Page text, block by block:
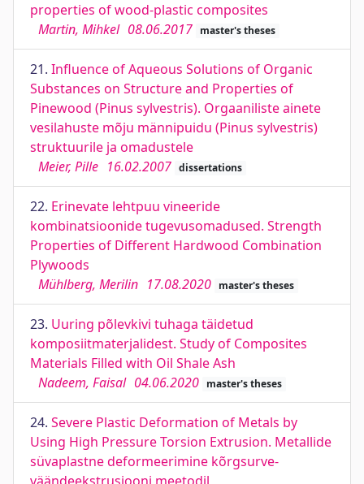
properties of wood-plastic composites
Martin, Mihkel 08.06.2017 master's theses
21. Influence of Aqueous Solutions of Organic
Substances on Structure and Properties of
Pinewood (Pinus sylvestris). Orgaaniliste ainete
vesilahuste mõju männipuidu (Pinus sylvestris)
struktuurile ja omadustele
Meier, Pille 16.02.2007 dissertations
22. Erinevate lehtpuu vineeride
kombinatsioonide tugevusomadused. Strength
Properties of Different Hardwood Combination
Plywoods
Mühlberg, Merilin 17.08.2020 master's theses
23. Uuring põlevkivi tuhaga täidetud
komposiitmaterjalidest. Study of Composites
Materials Filled with Oil Shale Ash
Nadeem, Faisal 04.06.2020 master's theses
24. Severe Plastic Deformation of Metals by
Using High Pressure Torsion Extrusion. Metallide
süvaplastne deformeerimine kõrgsurve-